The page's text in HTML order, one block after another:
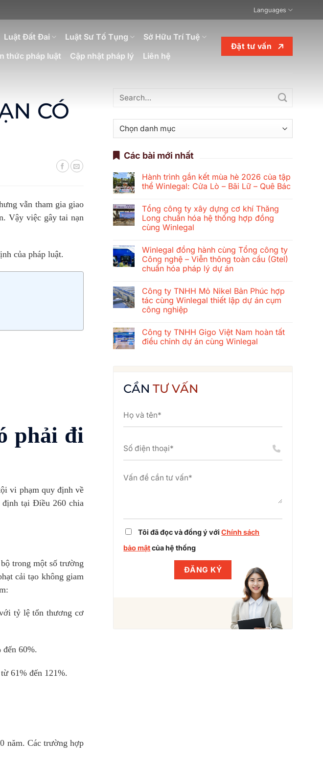
Languages
Luật Đất Đai Luật Sư Tố Tụng
Sở Hữu Trí Tuệ
thức pháp luật Cập nhật pháp lý Liên hệ
Đặt tư vấn
CÓ
vẫn tham gia giao
Vậy việc gây tai nạn
của pháp luật.
phải đi
vi phạm quy định về
định tại Điều 260 chia
trong một số trường
cải tạo không giam
tỷ lệ tổn thương cơ
60%.
61% đến 121%.
năm. Các trường hợp
Danh
mục
Các bài mới nhất
Hành trình gắn kết mùa hè 2026 của tập
thể Winlegal: Cửa Lò – Bãi Lữ – Quê Bác
bình
luận
ở
Hành
kết
mùa
hè
2026
của
Winlegal:
Cửa
Lò
–
–
Quê
Bác
Tổng công ty xây dựng cơ khí Thăng
Long chuẩn hóa hệ thống hợp đồng
cùng Winlegal
bình
luận
ở
Tổng
xây
dựng
cơ
khí
Thăng
hóa
hệ
thống
Winlegal đồng hành cùng Tổng công ty
Công nghệ – Viễn thông toàn cầu (Gtel)
chuẩn hóa pháp lý dự án
bình
luận
ở
Winlegal
cùng
Tổng
công
toàn
cầu
hóa
pháp
Công ty TNHH Mỏ Nikel Bản Phúc hợp
tác cùng Winlegal thiết lập dự án cụm
công nghiệp
bình
luận
ở
Bản
Phúc
Winlegal
lập
cụm
công
nghiệp
Công ty TNHH Gigo Việt Nam hoàn tất
điều chỉnh dự án cùng Winlegal
Công
ty
Nam
tất
dự
án
cùng
CẦNTƯ VẤN
Tôi đã đọc và đồng ý vớiChính sách
bảo mậtcủa hệ thống